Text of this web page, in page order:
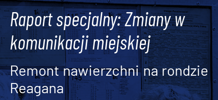
Raport specjalny: Zmiany w
komunikacji miejskiej
Remont nawierzchni na rondzie
Reagana